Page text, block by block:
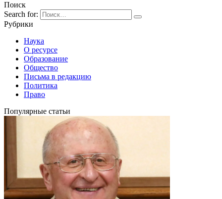
Поиск
Search for:
Рубрики
Наука
О ресурсе
Образование
Общество
Письма в редакцию
Политика
Право
Популярные статьи